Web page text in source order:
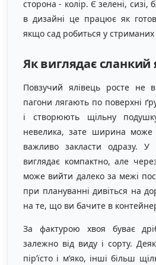
сторона - колір. Є зелені, сизі,
в дизайні це працює як
якщо сад робиться у стриманих
Як виглядає сланкий
Повзучий ялівець росте не
пагони лягають по поверхні
і створюють щільну
невелика, зате ширина
важливо закласти одразу. У
виглядає компактно, але
може вийти далеко за межі
при плануванні дивіться на
на те, що ви бачите в
За фактурою хвоя буває
залежно від виду і сорту.
пір’їсто і м’яко, інші більш